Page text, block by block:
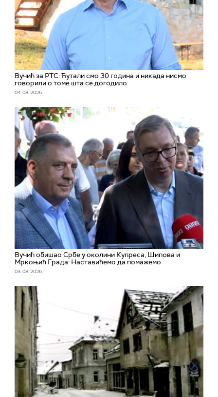
Вучић за РТС: Ћутали смо 30 година и никада нисмо
говорили о томе шта се догодило
04. 08. 2026.
Вучић обишао Србе у околини Купреса, Шипова и
Мркоњић Града: Наставићемо да помажемо
03. 08. 2026.